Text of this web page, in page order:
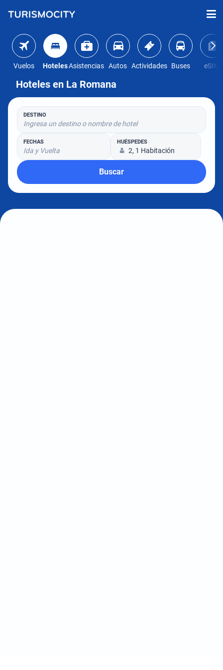
Vuelos HotelesAsistencias Autos Actividades Buses eSIM
Hoteles en La Romana
DESTINO
Ingresa un destino o nombre de hotel
FECHAS
Ida y Vuelta
HUÉSPEDES
2, 1 Habitación
Buscar